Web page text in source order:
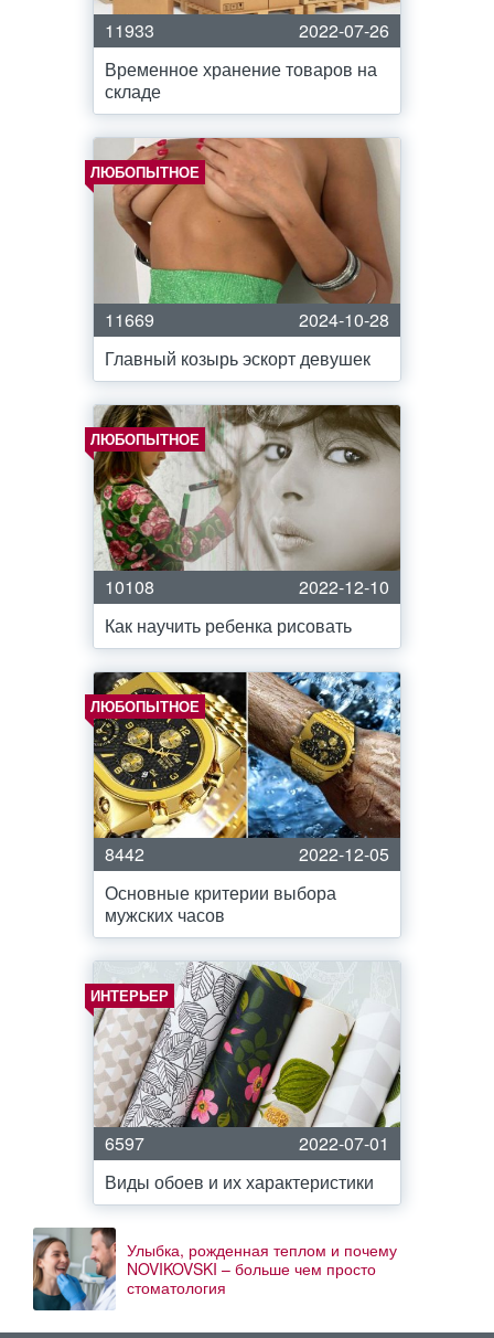
11933
2022-07-26
Временное хранение товаров на
складе
ЛЮБОПЫТНОЕ
11669
2024-10-28
Главный козырь эскорт девушек
ЛЮБОПЫТНОЕ
10108
2022-12-10
Как научить ребенка рисовать
ЛЮБОПЫТНОЕ
8442
2022-12-05
Основные критерии выбора
мужских часов
ИНТЕРЬЕР
6597
2022-07-01
Виды обоев и их характеристики
Улыбка, рожденная теплом и почему
NOVIKOVSKI – больше чем просто
стоматология